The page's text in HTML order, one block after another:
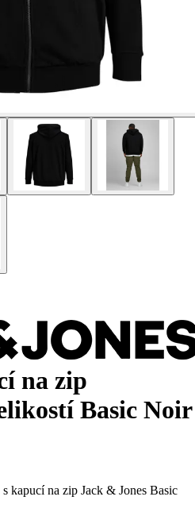
na zip
Basic Noir
kapucí na zip Jack & Jones Basic